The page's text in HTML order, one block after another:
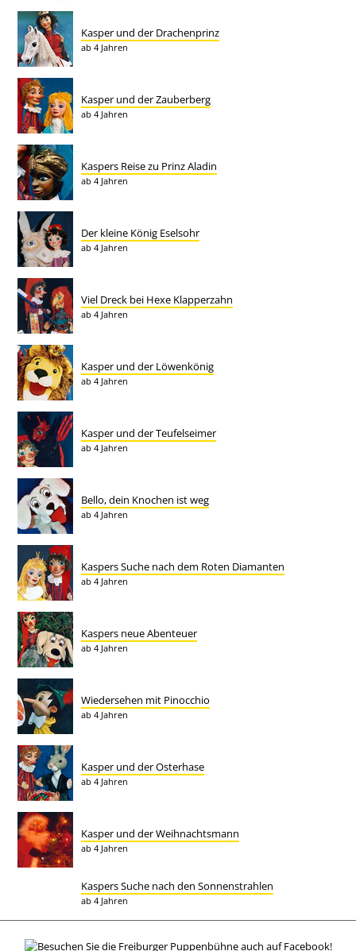
Kasper und der Drachenprinz
ab 4 Jahren
Kasper und der Zauberberg
ab 4 Jahren
Kaspers Reise zu Prinz Aladin
ab 4 Jahren
Der kleine König Eselsohr
ab 4 Jahren
Viel Dreck bei Hexe Klapperzahn
ab 4 Jahren
Kasper und der Löwenkönig
ab 4 Jahren
Kasper und der Teufelseimer
ab 4 Jahren
Bello, dein Knochen ist weg
ab 4 Jahren
Kaspers Suche nach dem Roten Diamanten
ab 4 Jahren
Kaspers neue Abenteuer
ab 4 Jahren
Wiedersehen mit Pinocchio
ab 4 Jahren
Kasper und der Osterhase
ab 4 Jahren
Kasper und der Weihnachtsmann
ab 4 Jahren
Kaspers Suche nach den Sonnenstrahlen
ab 4 Jahren